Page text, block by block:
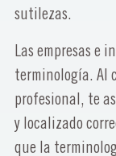
sutilezas.
Las empresas e
terminología. Al
profesional, te
y localizado
que la